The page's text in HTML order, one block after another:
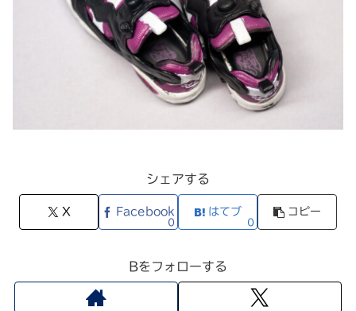
シェアする
X Facebook
0
はてブ
0
コピー
Bをフォローする